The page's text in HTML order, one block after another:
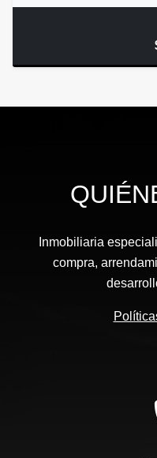
Inmobiliaria
compra,